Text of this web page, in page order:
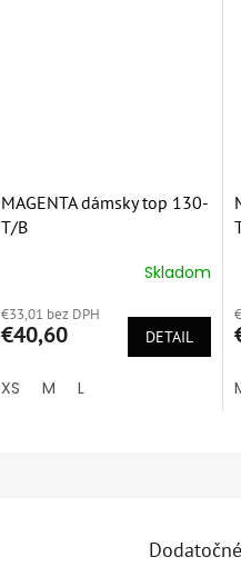
MAGENTA dámsky top 130-
T/B
produktu
je
z
Skladom
€33,01 bez DPH
€40,60 DETAIL
XS M L
z